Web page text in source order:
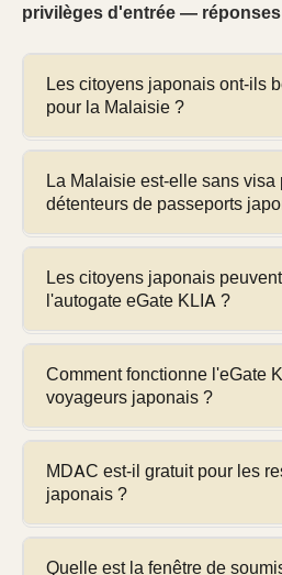
privilèges d'entrée —
Les citoyens japonais ont-ils
pour la Malaisie ?
Oui — la carte d'arrivée
est obligatoire pour tous les
japonais avant chaque voyage
d'exemptions pour les citoyens
entrées par voie aérienne,
La Malaisie est-elle sans visa
détenteurs de passeports
Oui — le Japon a un accord
avec la Malaisie. Les citoyens
Social Visit Passaccordant
sans visa requis pour le
sans exigence de visa.
Les citoyens japonais
l'autogate eGate KLIA ?
Oui — les détenteurs de
éligibles à l'eGate biométrique
KLIA2. Les voyageurs japonais
l'immigration en moins de60
accéder à la voie eGate. Sans
Comment fonctionne l'eGate
voyageurs japonais ?
À KLIA ou KLIA2, dirigez-vous
Autogate. Placez votre
sur le lecteur, scannez votre
regardez la caméra pour la
MDAC est-il gratuit pour les
japonais ?
Oui — MDAC coûteRM 0(zéro)
nationalités, y compris les
Quelle est la fenêtre de